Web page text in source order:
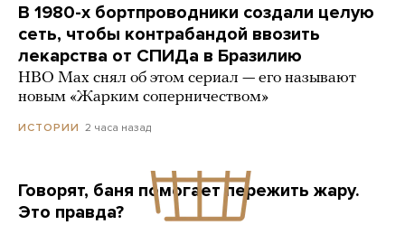
В 1980-х бортпроводники создали целую
сеть, чтобы контрабандой ввозить
лекарства от СПИДа в Бразилию
HBO Max снял об этом сериал — его называют
новым «Жарким соперничеством»
ИСТОРИИ 2 часа назад
Говорят, баня помогает пережить жару.
Это правда?